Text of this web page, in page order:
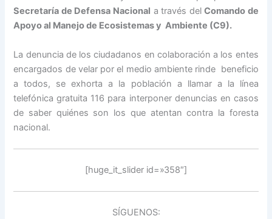
Secretaría de Defensa Nacional a través delComando de
Apoyo al Manejo de Ecosistemas y Ambiente (C9).
La denuncia de los ciudadanos en colaboración a los entes
encargados de velar por el medio ambiente rinde beneficio
a todos, se exhorta a la población a llamar a la línea
telefónica gratuita 116 para interponer denuncias en casos
de saber quiénes son los que atentan contra la foresta
nacional.
[huge_it_slider id=»358″]
SÍGUENOS: